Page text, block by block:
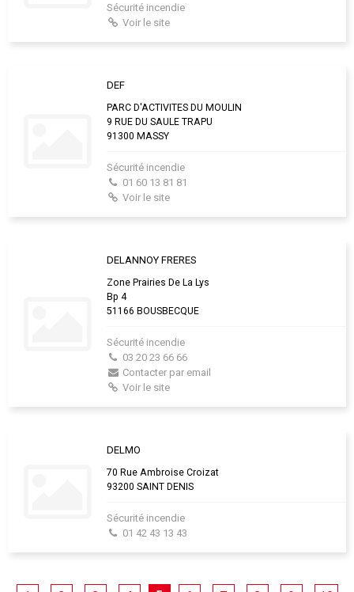
Sécurité incendie
Voir le site
DEF
PARC D'ACTIVITES DU MOULIN
9 RUE DU SAULE TRAPU
91300 MASSY
Sécurité incendie
01 60 13 81 81
Voir le site
DELANNOY FRERES
Zone Prairies De La Lys
Bp 4
51166 BOUSBECQUE
Sécurité incendie
03 20 23 66 66
Contacter par email
Voir le site
DELMO
70 Rue Ambroise Croizat
93200 SAINT DENIS
Sécurité incendie
01 42 43 13 43